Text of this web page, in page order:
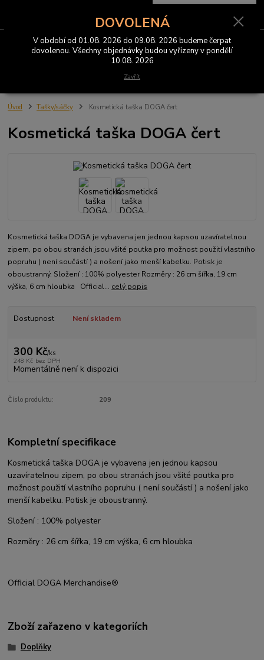
Menu
0 Kč
Úvod Tašky/sáčky Kosmetická taška DOGA čert
Kosmetická taška DOGA čert
Kosmetická taška DOGA je vybavena jen jednou kapsou uzavíratelnou
zipem, po obou stranách jsou všité poutka pro možnost použití vlastního
popruhu ( není součástí ) a nošení jako menší kabelku. Potisk je
oboustranný. Složení : 100% polyester Rozměry : 26 cm šířka, 19 cm
výška, 6 cm hloubka Official... celý popis
Dostupnost Není skladem
300 Kč/ks
248 Kč bez DPH
Momentálně není k dispozici
Číslo produktu: 209
Kompletní specifikace
Kosmetická taška DOGA je vybavena jen jednou kapsou
uzavíratelnou zipem, po obou stranách jsou všité poutka pro
možnost použití vlastního popruhu ( není součástí ) a nošení jako
menší kabelku. Potisk je oboustranný.
Složení : 100% polyester
Rozměry : 26 cm šířka, 19 cm výška, 6 cm hloubka
Official DOGA Merchandise®
Zboží zařazeno v kategoriích
Doplňky
DOVOLENÁ
V období od 01.08. 2026 do 09.08. 2026 budeme čerpat
dovolenou. Všechny objednávky budou vyřízeny v pondělí
10.08. 2026
Zavřít